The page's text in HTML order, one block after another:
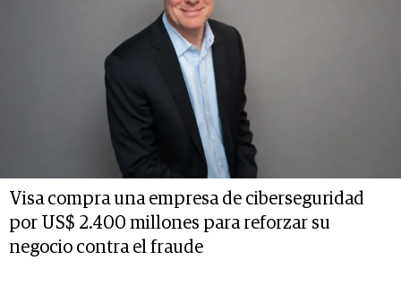
Visa compra una empresa de ciberseguridad
por US$ 2.400 millones para reforzar su
negocio contra el fraude